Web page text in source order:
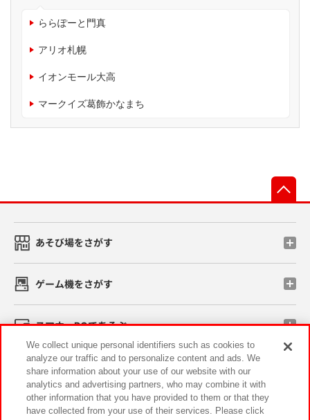
ららぽーと門真
アリオ札幌
イオンモール大高
マークイズ葛飾かなまち
あそび場をさがす
ゲーム機をさがす
スマホ・PCであそぶ
イベント・キャンペーン
We collect unique personal identifiers such as cookies to
analyze our traffic and to personalize content and ads. We
share information about your use of our website with our
analytics and advertising partners, who may combine it with
other information that you have provided to them or that they
have collected from your use of their services. Please click